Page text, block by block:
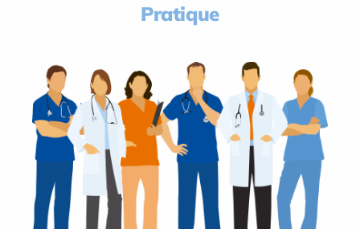
Pratique